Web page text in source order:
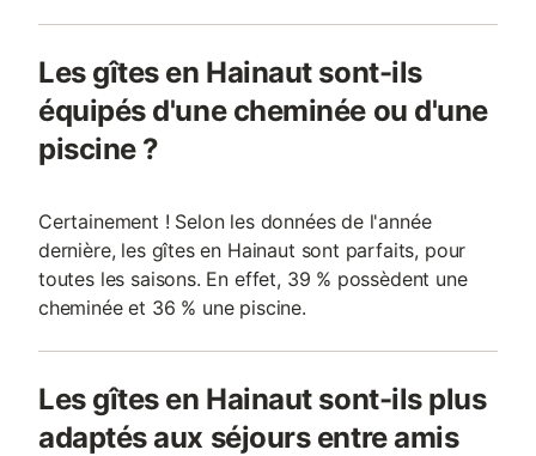
Les gîtes en Hainaut sont-ils
équipés d'une cheminée ou d'une
piscine ?
Certainement ! Selon les données de l'année
dernière, les gîtes en Hainaut sont parfaits, pour
toutes les saisons. En effet, 39 % possèdent une
cheminée et 36 % une piscine.
Les gîtes en Hainaut sont-ils plus
adaptés aux séjours entre amis